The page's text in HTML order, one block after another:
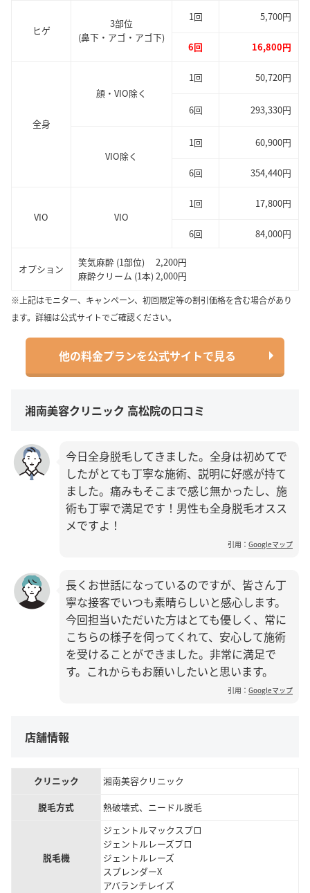
ヒゲ
3部位
(鼻下・アゴ・アゴ下)
1回 5,700円
6回 16,800円
全身
顔・VIO除く
1回 50,720円
6回 293,330円
VIO除く
1回 60,900円
6回 354,440円
VIO VIO
1回 17,800円
6回 84,000円
オプション
笑気麻酔 (1部位) 2,200円
麻酔クリーム (1本) 2,000円
※上記はモニター、キャンペーン、初回限定等の割引価格を含む場合があり
ます。詳細は公式サイトでご確認ください。
他の料金プランを公式サイトで見る
湘南美容クリニック 高松院の口コミ
今日全身脱毛してきました。全身は初めてで
したがとても丁寧な施術、説明に好感が持て
ました。痛みもそこまで感じ無かったし、施
術も丁寧で満足です！男性も全身脱毛オスス
メですよ！
引用： Googleマップ
長くお世話になっているのですが、皆さん丁
寧な接客でいつも素晴らしいと感心します。
今回担当いただいた方はとても優しく、常に
こちらの様子を伺ってくれて、安心して施術
を受けることができました。非常に満足で
す。これからもお願いしたいと思います。
引用： Googleマップ
店舗情報
クリニック
湘南美容クリニック
脱毛方式
熱破壊式、ニードル脱毛
脱毛機
ジェントルマックスプロ
ジェントルレーズプロ
ジェントルレーズ
スプレンダーX
アバランチレイズ